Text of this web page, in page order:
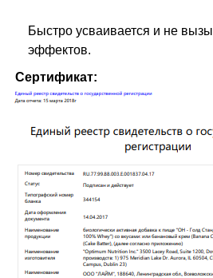
Быстро усваивается и не
эффектов.
Сертификат: